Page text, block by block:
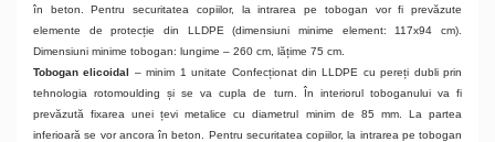
în beton. Pentru securitatea copiilor, la intrarea pe tobogan vor fi prevăzute
elemente de protecție din LLDPE (dimensiuni minime element: 117x94 cm).
Dimensiuni minime tobogan: lungime – 260 cm, lățime 75 cm.
Tobogan elicoidal – minim 1 unitate Confecționat din LLDPE cu pereți dubli prin
tehnologia rotomoulding și se va cupla de turn. În interiorul toboganului va fi
prevăzută fixarea unei țevi metalice cu diametrul minim de 85 mm. La partea
inferioară se vor ancora în beton. Pentru securitatea copiilor, la intrarea pe tobogan